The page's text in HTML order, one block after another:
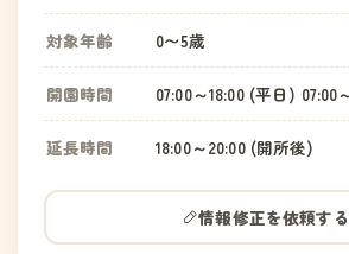
対象年齢 0〜5歳
開園時間 07:00～18:00 (平日) 07:00
延長時間 18:00～20:00 (開所後)
情報修正を依頼する